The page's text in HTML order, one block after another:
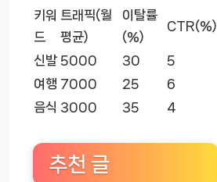
키워
드
트래픽(월
평균)
이탈률
(%)
CTR(%)
신발 5000 30
5
여행 7000 25
6
음식 3000 35 4
추천 글